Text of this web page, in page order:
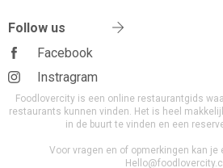
Follow us
Facebook
Instragram
Foodlovercity is een online restaurantgids
restaurants kunnen vinden. Het is heel
in de buurt te vinden en een
Voor vragen en of opmerkingen kan je